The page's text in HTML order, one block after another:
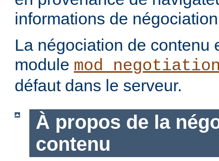
informations de
La négociation de contenu
module
défaut dans le serveur.
À propos de la
contenu